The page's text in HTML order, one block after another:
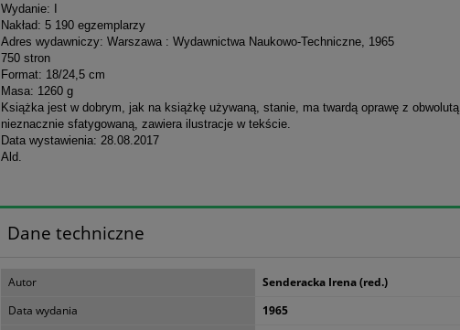
Wydanie: I
Nakład: 5 190 egzemplarzy
Adres wydawniczy: Warszawa : Wydawnictwa Naukowo-Techniczne, 1965
750 stron
Format: 18/24,5 cm
Masa: 1260 g
Książka jest w dobrym, jak na książkę używaną, stanie, ma twardą oprawę z obwolutą,
nieznacznie sfatygowaną, zawiera ilustracje w tekście.
Data wystawienia: 28.08.2017
Ald.
Dane techniczne
Autor
Senderacka Irena (red.)
Data wydania
1965